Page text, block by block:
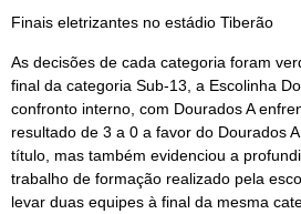
Finais eletrizantes no estádio Tiberão
As decisões de cada categoria foram
final da categoria Sub-13, a Escolinha
confronto interno, com Dourados A
resultado de 3 a 0 a favor do Dourados
título, mas também evidenciou a
trabalho de formação realizado pela
levar duas equipes à final da mesma